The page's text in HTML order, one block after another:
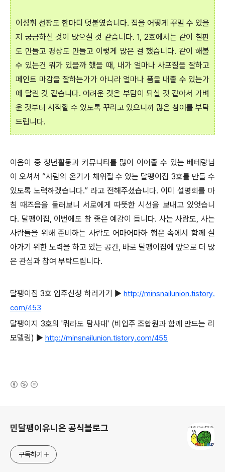
이성휘 선장도 한마디 덧붙였습니다. 집을 어떻게 꾸밀 수 있을
지 궁금하신 것이 많으실 것 같습니다. 1, 2호에서는 같이 칠판
도 만들고 평상도 만들고 이렇게 많은 걸 했습니다. 같이 해볼
수 있는건 뭐가 있을까 했을 때, 내가 얼마나 사포질을 잘하고
페인트 마감을 잘하는가가 아니라 얼마나 품을 내줄 수 있는가
에 달린 것 같습니다. 어려운 것은 부담이 되실 것 같아서 가벼
운 것부터 시작할 수 있도록 꾸리고 있으니까 많은 참여를 부탁
드립니다.
이음이 중 청년활동과 커뮤니티를 많이 이어줄 수 있는 베테랑님
이 오셔서 “사람의 온기가 채워질 수 있는 달팽이집 3호를 만들 수
있도록 노력하겠습니다.” 라고 전해주셨습니다. 이미 설명회를 마
침 때즈음을 둘러보니 서로에게 따뜻한 시선을 보내고 있엇습니
다. 달팽이집, 이번에도 참 좋은 예감이 듭니다. 사는 사람도, 사는
사람들을 위해 준비하는 사람도 어마어마하 행운 속에서 함께 살
아가기 위한 노력을 하고 있는 공간, 바로 달팽이집에 앞으로 더 많
은 관심과 참여 부탁드립니다.
달팽이집 3호 입주신청 하러가기 ▶ http://minsnailunion.tistory.
com/453
달팽이지 3호의 '뭐라도 탐사대' (비입주 조합원과 함께 만드는 리
모델링) ▶ http://minsnailunion.tistory.com/455
민달팽이유니온 공식블로그
구독하기